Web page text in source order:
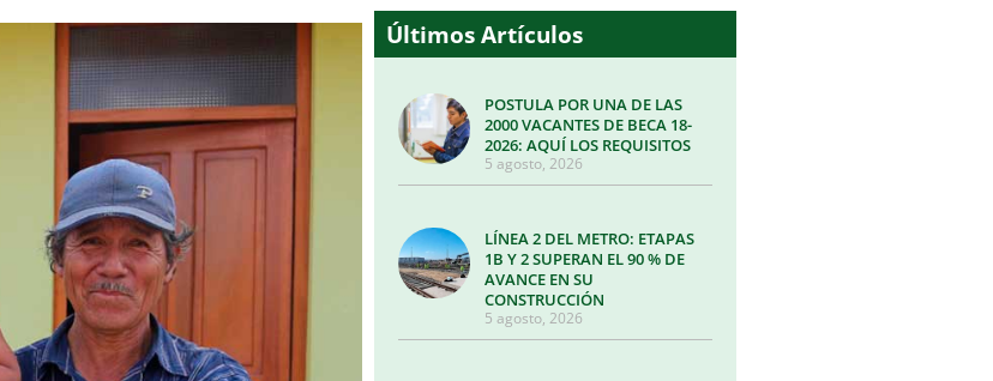
Últimos Artículos
POSTULA POR UNA DE LAS
2000 VACANTES DE BECA 18-
2026: AQUÍ LOS REQUISITOS
5 agosto, 2026
LÍNEA 2 DEL METRO: ETAPAS
1B Y 2 SUPERAN EL 90 % DE
AVANCE EN SU
CONSTRUCCIÓN
5 agosto, 2026